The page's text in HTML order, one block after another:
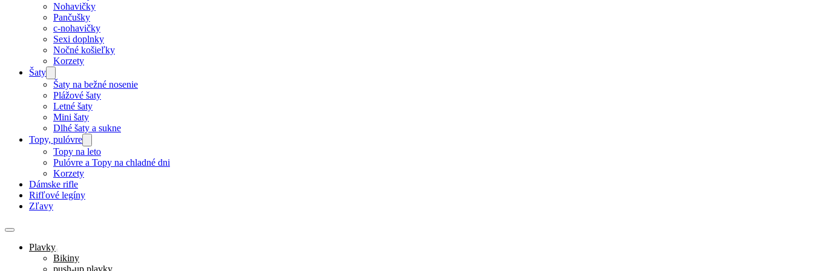
Nohavičky
Pančušky
c-nohavičky
Sexi doplnky
Nočné košieľky
Korzety
Šaty
Šaty na bežné nosenie
Plážové šaty
Letné šaty
Mini šaty
Dlhé šaty a sukne
Topy, pulóvre
Topy na leto
Pulóvre a Topy na chladné dni
Korzety
Dámske rifle
Rifľové legíny
Zľavy
Plavky
Bikiny
push-up plavky